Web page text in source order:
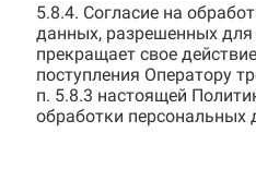
5.8.4. Согласие на
данных, разрешенных для
прекращает свое
поступления Оператору
п. 5.8.3 настоящей
обработки персональных